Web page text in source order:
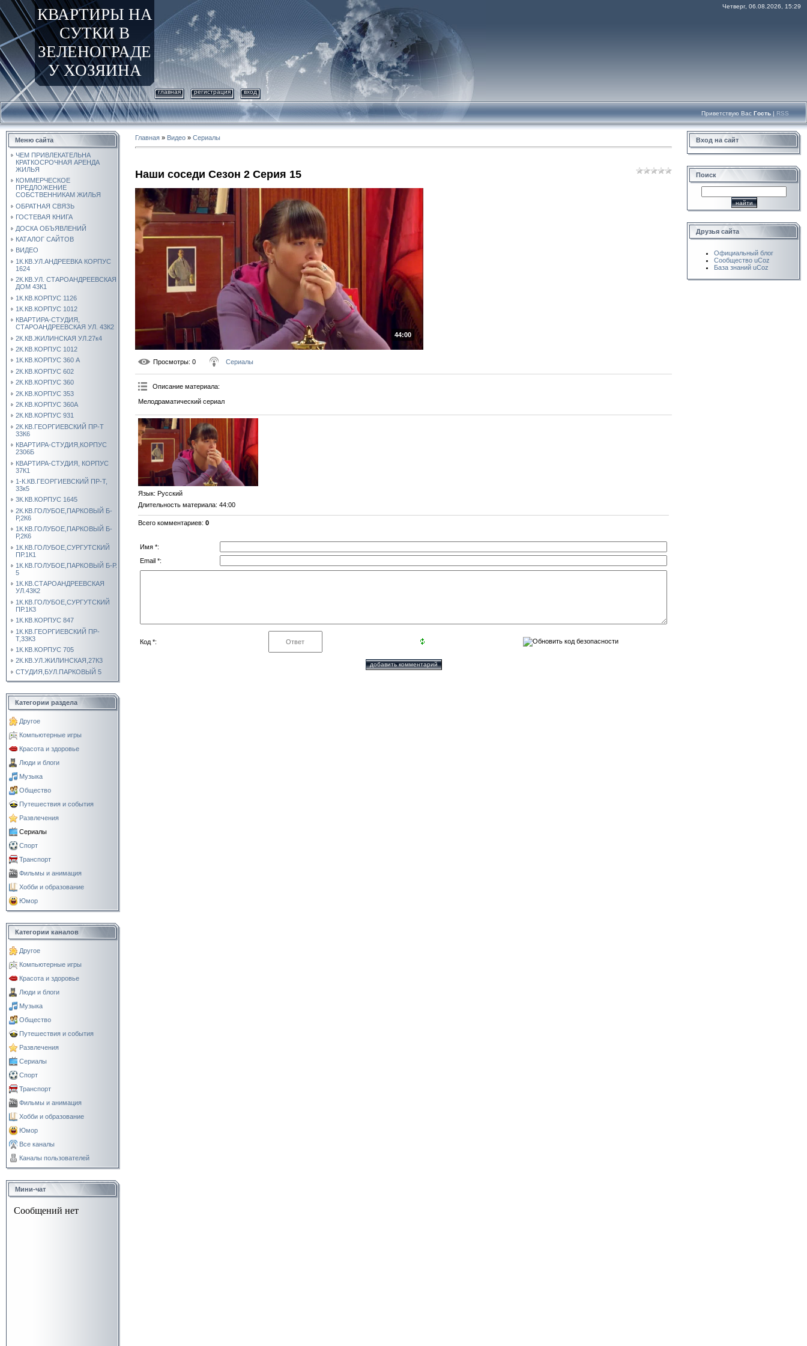
КВАРТИРЫ НА
СУТКИ В
ЗЕЛЕНОГРАДЕ
У ХОЗЯИНА
Четверг, 06.08.2026, 15:29
главная регистрация вход
Приветствую Вас Гость | RSS
Меню сайта
ЧЕМ ПРИВЛЕКАТЕЛЬНА
КРАТКОСРОЧНАЯ АРЕНДА
ЖИЛЬЯ
КОММЕРЧЕСКОЕ
ПРЕДЛОЖЕНИЕ
СОБСТВЕННИКАМ ЖИЛЬЯ
ОБРАТНАЯ СВЯЗЬ
ГОСТЕВАЯ КНИГА
ДОСКА ОБЪЯВЛЕНИЙ
КАТАЛОГ САЙТОВ
ВИДЕО
1К.КВ.УЛ.АНДРЕЕВКА КОРПУС
1624
2К.КВ.УЛ. СТАРОАНДРЕЕВСКАЯ
ДОМ 43К1
1К.КВ.КОРПУС 1126
1К.КВ.КОРПУС 1012
КВАРТИРА-СТУДИЯ,
СТАРОАНДРЕЕВСКАЯ УЛ. 43К2
2К.КВ.ЖИЛИНСКАЯ УЛ.27к4
2К.КВ.КОРПУС 1012
1К.КВ.КОРПУС 360 А
2К.КВ.КОРПУС 602
2К.КВ.КОРПУС 360
2К.КВ.КОРПУС 353
2К.КВ.КОРПУС 360А
2К.КВ.КОРПУС 931
2К.КВ.ГЕОРГИЕВСКИЙ ПР-Т
33К6
КВАРТИРА-СТУДИЯ,КОРПУС
2306Б
КВАРТИРА-СТУДИЯ, КОРПУС
37К1
1-К.КВ.ГЕОРГИЕВСКИЙ ПР-Т,
33к5
3К.КВ.КОРПУС 1645
2К.КВ.ГОЛУБОЕ,ПАРКОВЫЙ Б-
Р,2К6
1К.КВ.ГОЛУБОЕ,ПАРКОВЫЙ Б-
Р,2К6
1К.КВ.ГОЛУБОЕ,СУРГУТСКИЙ
ПР.1К1
1К.КВ.ГОЛУБОЕ,ПАРКОВЫЙ Б-Р.
5
1К.КВ.СТАРОАНДРЕЕВСКАЯ
УЛ.43К2
1К.КВ.ГОЛУБОЕ,СУРГУТСКИЙ
ПР.1К3
1К.КВ.КОРПУС 847
1К.КВ.ГЕОРГИЕВСКИЙ ПР-
Т,33К3
1К.КВ.КОРПУС 705
2К.КВ.УЛ.ЖИЛИНСКАЯ,27К3
СТУДИЯ,БУЛ.ПАРКОВЫЙ 5
Категории раздела
Другое
Компьютерные игры
Красота и здоровье
Люди и блоги
Музыка
Общество
Путешествия и события
Развлечения
Сериалы
Спорт
Транспорт
Фильмы и анимация
Хобби и образование
Юмор
Категории каналов
Другое
Компьютерные игры
Красота и здоровье
Люди и блоги
Музыка
Общество
Путешествия и события
Развлечения
Сериалы
Спорт
Транспорт
Фильмы и анимация
Хобби и образование
Юмор
Все каналы
Каналы пользователей
Мини-чат
Главная » Видео » Сериалы
Наши соседи Сезон 2 Серия 15
44:00
Просмотры: 0 Сериалы
Описание материала:
Мелодраматический сериал
Язык: Русский
Длительность материала: 44:00
Всего комментариев: 0
Имя *:
Email *:
Код *:
Вход на сайт
Поиск
Друзья сайта
Официальный блог
Сообщество uCoz
База знаний uCoz